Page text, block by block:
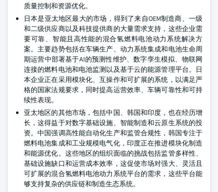
质量控制和资源优化。
日本是亚太地区最大的市场，得到了来自OEM制造商、一级
和二级供应商以及科技提供商的大量需求支持，这些企业需
要可靠、智能且高性能的混合氢燃料电池动力系统解决方
案。主要趋势包括在车辆生产、动力系统集成和电池生命周
期运营中部署基于AI的预测性维护、数字孪生模拟、物联网
连接的燃料电池和电池监测以及基于云的能源管理平台。日
本企业正在采用模块化、互操作和可扩展的系统，以满足严
格的国家法规要求，同时提高运营效率、车辆可靠性和可持
续性表现。
亚太地区的其他市场，包括中国、韩国和印度，也在经历增
长，这得益于对数字基础设施、智能制造和云原生系统的投
资。中国强调高性能自动化生产和监管合规性，韩国专注于
燃料电池集成和工业规模电气化，印度正在推进模块化制造
和能源优化。这些地区的组织面临的挑战包括监管多样性、
基础设施缺口和运营成本效率，这促使市场对强大、灵活且
可扩展的混合氢燃料电池动力系统平台的需求，这些平台能
够支持复杂的供应链和制造生态系统。